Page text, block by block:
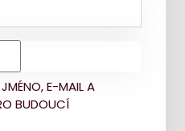
E-MAIL A
BUDOUCÍ